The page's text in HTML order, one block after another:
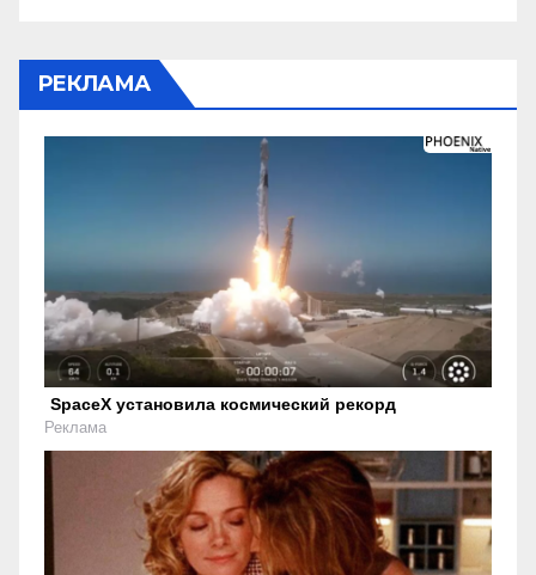
РЕКЛАМА
SpaceX установила космический рекорд
Реклама